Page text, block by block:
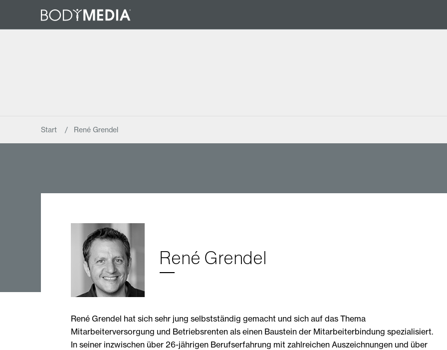
Start René Grendel
René Grendel
René Grendel hat sich sehr jung selbstständig gemacht und sich auf das Thema
Mitarbeiterversorgung und Betriebsrenten als einen Baustein der Mitarbeiterbindung spezialisiert.
In seiner inzwischen über 26-jährigen Berufserfahrung mit zahlreichen Auszeichnungen und über